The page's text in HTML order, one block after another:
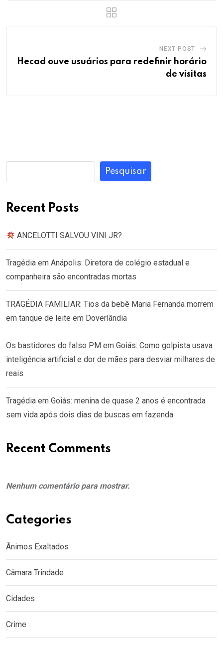
NEXT POST
Hecad ouve usuários para redefinir horário
de visitas
Pesquisar
Recent Posts
ANCELOTTI SALVOU VINI JR?
Tragédia em Anápolis: Diretora de colégio estadual e
companheira são encontradas mortas
TRAGÉDIA FAMILIAR: Tios da bebê Maria Fernanda morrem
em tanque de leite em Doverlândia
Os bastidores do falso PM em Goiás: Como golpista usava
inteligência artificial e dor de mães para desviar milhares de
reais
Tragédia em Goiás: menina de quase 2 anos é encontrada
sem vida após dois dias de buscas em fazenda
Recent Comments
Nenhum comentário para mostrar.
Categories
Ânimos Exaltados
Câmara Trindade
Cidades
Crime